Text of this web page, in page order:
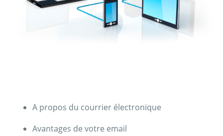
A propos du courrier électronique
Avantages de votre email